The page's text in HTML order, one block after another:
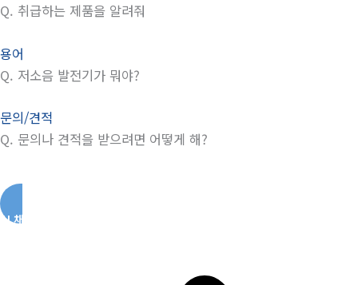
Q. 취급하는 제품을 알려줘
용어
Q. 저소음 발전기가 뭐야?
문의/견적
Q. 문의나 견적을 받으려면 어떻게 해?
AI 채팅 바로가기